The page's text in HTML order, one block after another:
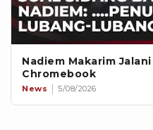
Nadiem Makarim
Chromebook
News 5/08/2026